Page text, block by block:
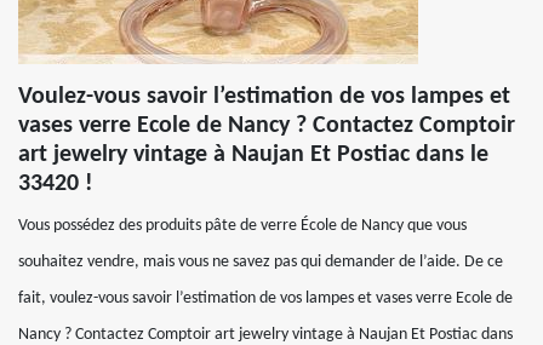
Voulez-vous savoir l’estimation de vos lampes et
vases verre Ecole de Nancy ? Contactez Comptoir
art jewelry vintage à Naujan Et Postiac dans le
33420 !
Vous possédez des produits pâte de verre École de Nancy que vous
souhaitez vendre, mais vous ne savez pas qui demander de l’aide. De ce
fait, voulez-vous savoir l’estimation de vos lampes et vases verre Ecole de
Nancy ? Contactez Comptoir art jewelry vintage à Naujan Et Postiac dans